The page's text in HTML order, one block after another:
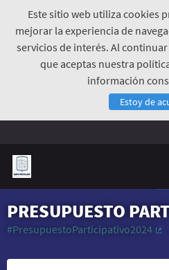
Este sitio web utiliza cookies
mejorar la experiencia de
servicios de interés. Al
que aceptas nuestra
información
Estoy de
PRESUPUESTO
#PresupuestoParticipativo2024